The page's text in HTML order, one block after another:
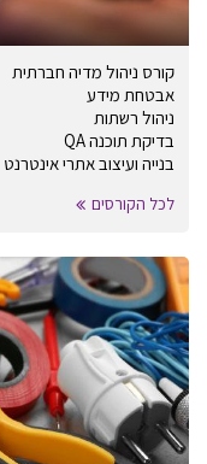
קורס ניהול מדיה חברתית
אבטחת מידע
ניהול רשתות
בדיקת תוכנה QA
בנייה ועיצוב אתרי אינטרנט
לכל הקורסים